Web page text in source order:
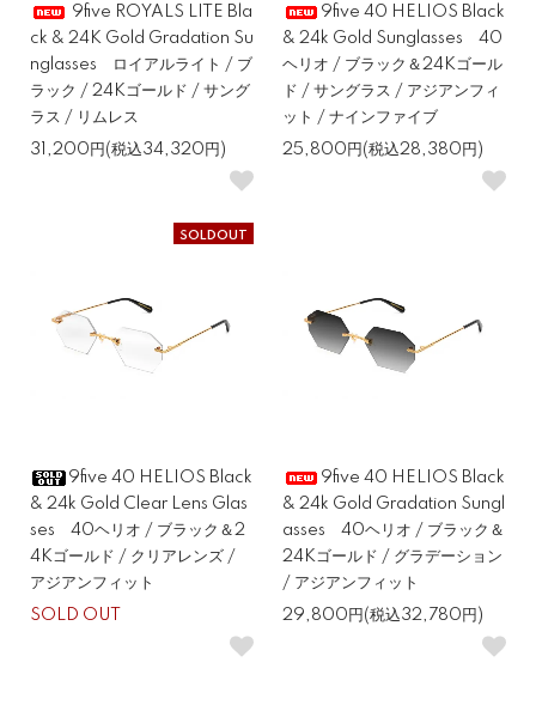
9five ROYALS LITE Bla
ck & 24K Gold Gradation Su
nglasses ロイアルライト / ブ
ラック / 24Kゴールド / サング
ラス / リムレス
31,200円(税込34,320円)
9five 40 HELIOS Black
& 24k Gold Sunglasses 40
ヘリオ / ブラック＆24Kゴール
ド / サングラス / アジアンフィ
ット / ナインファイブ
25,800円(税込28,380円)
SOLDOUT
9five 40 HELIOS Black
& 24k Gold Clear Lens Glas
ses 40ヘリオ / ブラック＆2
4Kゴールド / クリアレンズ /
アジアンフィット
SOLD OUT
9five 40 HELIOS Black
& 24k Gold Gradation Sungl
asses 40ヘリオ / ブラック＆
24Kゴールド / グラデーション
/ アジアンフィット
29,800円(税込32,780円)